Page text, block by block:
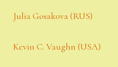
Julia Gosakova (RUS)
Kevin C. Vaughn (USA)